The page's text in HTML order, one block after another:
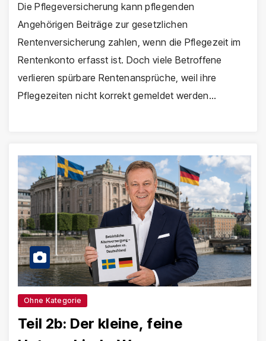
Die Pflegeversicherung kann pflegenden
Angehörigen Beiträge zur gesetzlichen
Rentenversicherung zahlen, wenn die Pflegezeit im
Rentenkonto erfasst ist. Doch viele Betroffene
verlieren spürbare Rentenansprüche, weil ihre
Pflegezeiten nicht korrekt gemeldet werden…
Ohne Kategorie
Teil 2b: Der kleine, feine